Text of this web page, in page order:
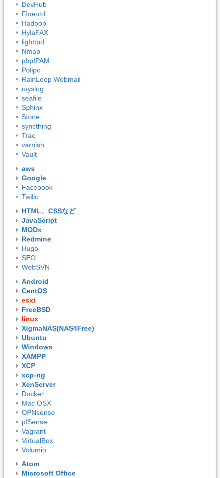
DevHub
Fluentd
Hadoop
HylaFAX
lighttpd
Nmap
phpIPAM
Polipo
RainLoop Webmail
rsyslog
seafile
Sphinx
Stone
syncthing
Trac
varnish
Vault
aws
Google
Facebook
Twilio
HTML、CSSなど
JavaScript
MODx
Redmine
Hugo
SEO
WebSVN
Android
CentOS
esxi
FreeBSD
linux
XigmaNAS(NAS4Free)
Ubuntu
Windows
XAMPP
XCP
xcp-ng
XenServer
Docker
Mac OSX
OPNsense
pfSense
Vagrant
VirtualBox
Volumio
Atom
Microsoft Office